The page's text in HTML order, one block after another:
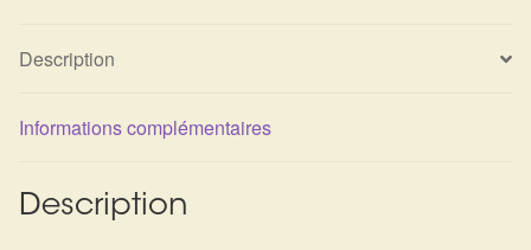
Description
Informations complémentaires
Description